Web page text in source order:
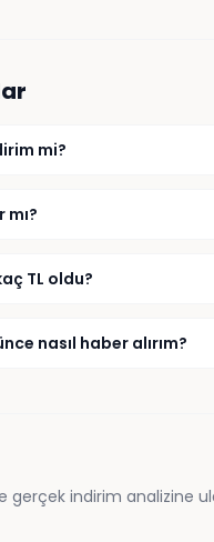
mi?
TL oldu?
nasıl haber alırım?
indirim analizine